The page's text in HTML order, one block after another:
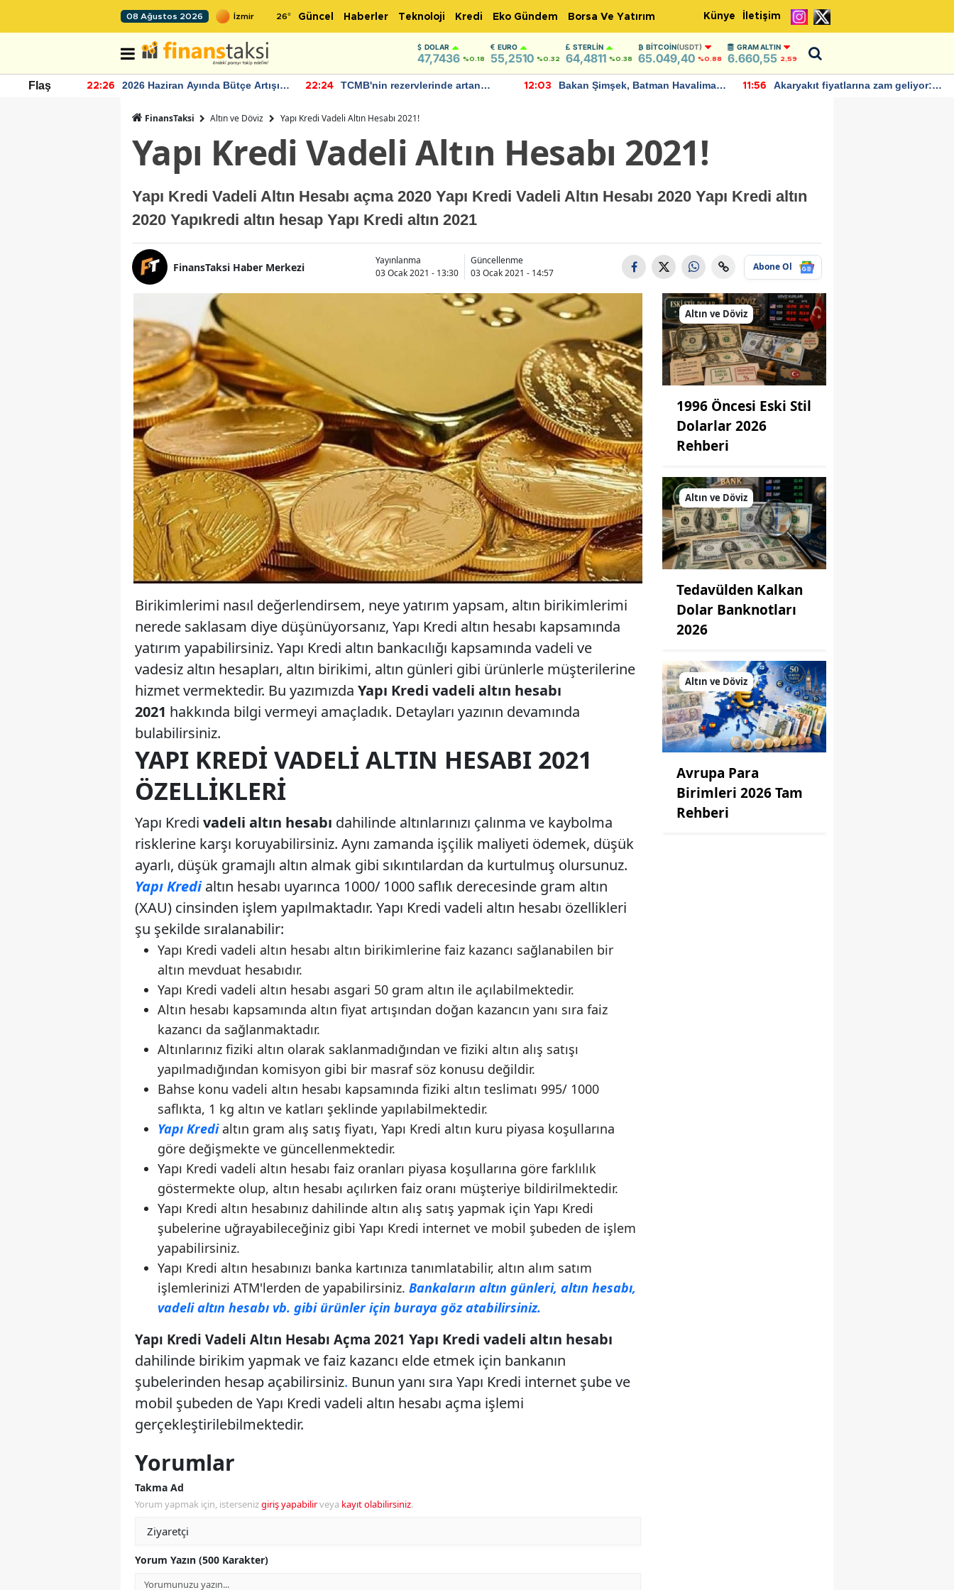
08 Ağustos 2026 26° Güncel Haberler Teknoloji Kredi Eko Gündem Borsa Ve Yatırım Künye İletişim
DOLAR
47,7436 %0.18
EURO
55,2510 %0.32
STERLIN
64,4811 %0.38
BITCOIN(USDT)
65.049,40 %0.88
GRAM ALTIN
6.660,55 2,59
Flaş 22:26
2026 Haziran Ayında Bütçe Artışı
22:24
TCMB'nin rezervlerinde artan
12:03
Bakan Şimşek, Batman Havalimanı
11:56
Akaryakıt fiyatlarına zam geliyor:
FinansTaksi Altın ve Döviz Yapı Kredi Vadeli Altın Hesabı 2021!
Yapı Kredi Vadeli Altın Hesabı 2021!
Yapı Kredi Vadeli Altın Hesabı açma 2020 Yapı Kredi Vadeli Altın Hesabı 2020 Yapı Kredi altın
2020 Yapıkredi altın hesap Yapı Kredi altın 2021
FinansTaksi Haber Merkezi
Yayınlanma
03 Ocak 2021 - 13:30
Güncellenme
03 Ocak 2021 - 14:57
Abone Ol
Birikimlerimi nasıl değerlendirsem, neye yatırım yapsam, altın birikimlerimi
nerede saklasam diye düşünüyorsanız, Yapı Kredi altın hesabı kapsamında
yatırım yapabilirsiniz. Yapı Kredi altın bankacılığı kapsamında vadeli ve
vadesiz altın hesapları, altın birikimi, altın günleri gibi ürünlerle müşterilerine
hizmet vermektedir. Bu yazımızda Yapı Kredi vadeli altın hesabı
2021 hakkında bilgi vermeyi amaçladık. Detayları yazının devamında
bulabilirsiniz.
YAPI KREDI VADELI ALTIN HESABI 2021
ÖZELLIKLERI
Yapı Kredi vadeli altın hesabı dahilinde altınlarınızı çalınma ve kaybolma
risklerine karşı koruyabilirsiniz. Aynı zamanda işçilik maliyeti ödemek, düşük
ayarlı, düşük gramajlı altın almak gibi sıkıntılardan da kurtulmuş olursunuz.
Yapı Kredialtın hesabı uyarınca 1000/ 1000 saflık derecesinde gram altın
(XAU) cinsinden işlem yapılmaktadır. Yapı Kredi vadeli altın hesabı özellikleri
şu şekilde sıralanabilir:
Yapı Kredi vadeli altın hesabı altın birikimlerine faiz kazancı sağlanabilen bir
altın mevduat hesabıdır.
Yapı Kredi vadeli altın hesabı asgari 50 gram altın ile açılabilmektedir.
Altın hesabı kapsamında altın fiyat artışından doğan kazancın yanı sıra faiz
kazancı da sağlanmaktadır.
Altınlarınız fiziki altın olarak saklanmadığından ve fiziki altın alış satışı
yapılmadığından komisyon gibi bir masraf söz konusu değildir.
Bahse konu vadeli altın hesabı kapsamında fiziki altın teslimatı 995/ 1000
saflıkta, 1 kg altın ve katları şeklinde yapılabilmektedir.
Yapı Kredialtın gram alış satış fiyatı, Yapı Kredi altın kuru piyasa koşullarına
göre değişmekte ve güncellenmektedir.
Yapı Kredi vadeli altın hesabı faiz oranları piyasa koşullarına göre farklılık
göstermekte olup, altın hesabı açılırken faiz oranı müşteriye bildirilmektedir.
Yapı Kredi altın hesabınız dahilinde altın alış satış yapmak için Yapı Kredi
şubelerine uğrayabileceğiniz gibi Yapı Kredi internet ve mobil şubeden de işlem
yapabilirsiniz.
Yapı Kredi altın hesabınızı banka kartınıza tanımlatabilir, altın alım satım
işlemlerinizi ATM'lerden de yapabilirsiniz. Bankaların altın günleri, altın hesabı,
vadeli altın hesabı vb. gibi ürünler için buraya göz atabilirsiniz.
Yapı Kredi Vadeli Altın Hesabı Açma 2021 Yapı Kredi vadeli altın hesabı
dahilinde birikim yapmak ve faiz kazancı elde etmek için bankanın
şubelerinden hesap açabilirsiniz. Bunun yanı sıra Yapı Kredi internet şube ve
mobil şubeden de Yapı Kredi vadeli altın hesabı açma işlemi
gerçekleştirilebilmektedir.
Yorumlar
Takma Ad
Yorum yapmak için, istersenizgiriş yapabilirveya kayıt olabilirsiniz.
Yorum Yazın (500 Karakter)
Altın ve Döviz
1996 Öncesi Eski Stil
Dolarlar 2026
Rehberi
Altın ve Döviz
Tedavülden Kalkan
Dolar Banknotları
2026
Altın ve Döviz
Avrupa Para
Birimleri 2026 Tam
Rehberi